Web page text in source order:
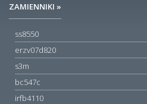
ZAMIENNIKI »
ss8550
erzv07d820
s3m
bc547c
irfb4110